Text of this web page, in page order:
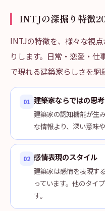
INTJの深掘り特徴
INTJの特徴を、様々な視
りします。日常・恋愛・
で現れる建築家らしさを網
01 建築家ならではの思
建築家の認知機能が生
な情報より、深い意味
02 感情表現のスタイル
建築家は感情を表現す
っています。他のタイ
す。